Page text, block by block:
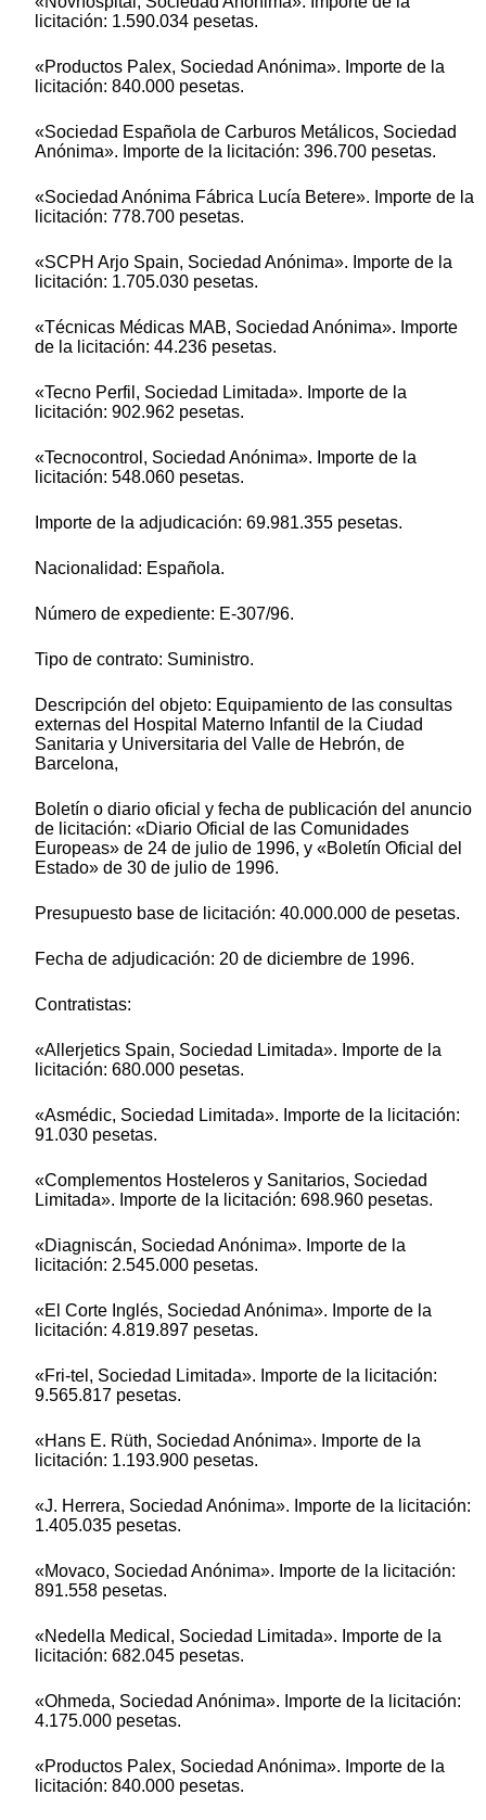
licitación: 1.590.034 pesetas.
«Productos Palex, Sociedad Anónima». Importe de la
licitación: 840.000 pesetas.
«Sociedad Española de Carburos Metálicos, Sociedad
Anónima». Importe de la licitación: 396.700 pesetas.
«Sociedad Anónima Fábrica Lucía Betere». Importe de la
licitación: 778.700 pesetas.
«SCPH Arjo Spain, Sociedad Anónima». Importe de la
licitación: 1.705.030 pesetas.
«Técnicas Médicas MAB, Sociedad Anónima». Importe
de la licitación: 44.236 pesetas.
«Tecno Perfil, Sociedad Limitada». Importe de la
licitación: 902.962 pesetas.
«Tecnocontrol, Sociedad Anónima». Importe de la
licitación: 548.060 pesetas.
Importe de la adjudicación: 69.981.355 pesetas.
Nacionalidad: Española.
Número de expediente: E-307/96.
Tipo de contrato: Suministro.
Descripción del objeto: Equipamiento de las consultas
externas del Hospital Materno Infantil de la Ciudad
Sanitaria y Universitaria del Valle de Hebrón, de
Barcelona,
Boletín o diario oficial y fecha de publicación del anuncio
de licitación: «Diario Oficial de las Comunidades
Europeas» de 24 de julio de 1996, y «Boletín Oficial del
Estado» de 30 de julio de 1996.
Presupuesto base de licitación: 40.000.000 de pesetas.
Fecha de adjudicación: 20 de diciembre de 1996.
Contratistas:
«Allerjetics Spain, Sociedad Limitada». Importe de la
licitación: 680.000 pesetas.
«Asmédic, Sociedad Limitada». Importe de la licitación:
91.030 pesetas.
«Complementos Hosteleros y Sanitarios, Sociedad
Limitada». Importe de la licitación: 698.960 pesetas.
«Diagniscán, Sociedad Anónima». Importe de la
licitación: 2.545.000 pesetas.
«El Corte Inglés, Sociedad Anónima». Importe de la
licitación: 4.819.897 pesetas.
«Fri-tel, Sociedad Limitada». Importe de la licitación:
9.565.817 pesetas.
«Hans E. Rüth, Sociedad Anónima». Importe de la
licitación: 1.193.900 pesetas.
«J. Herrera, Sociedad Anónima». Importe de la licitación:
1.405.035 pesetas.
«Movaco, Sociedad Anónima». Importe de la licitación:
891.558 pesetas.
«Nedella Medical, Sociedad Limitada». Importe de la
licitación: 682.045 pesetas.
«Ohmeda, Sociedad Anónima». Importe de la licitación:
4.175.000 pesetas.
«Productos Palex, Sociedad Anónima». Importe de la
licitación: 840.000 pesetas.